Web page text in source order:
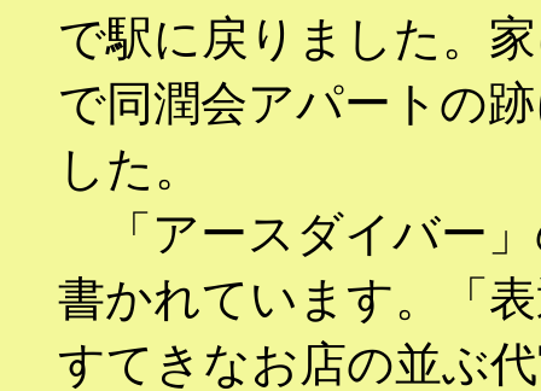
で駅に戻りました。
で同潤会アパートの
した。
「アースダイバー
書かれています。「
すてきなお店の並ぶ